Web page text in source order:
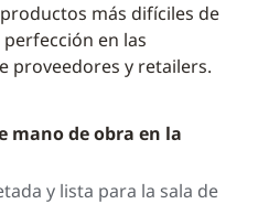
más difíciles de
en las
proveedores y retailers.
mano de obra en la
y lista para la sala de